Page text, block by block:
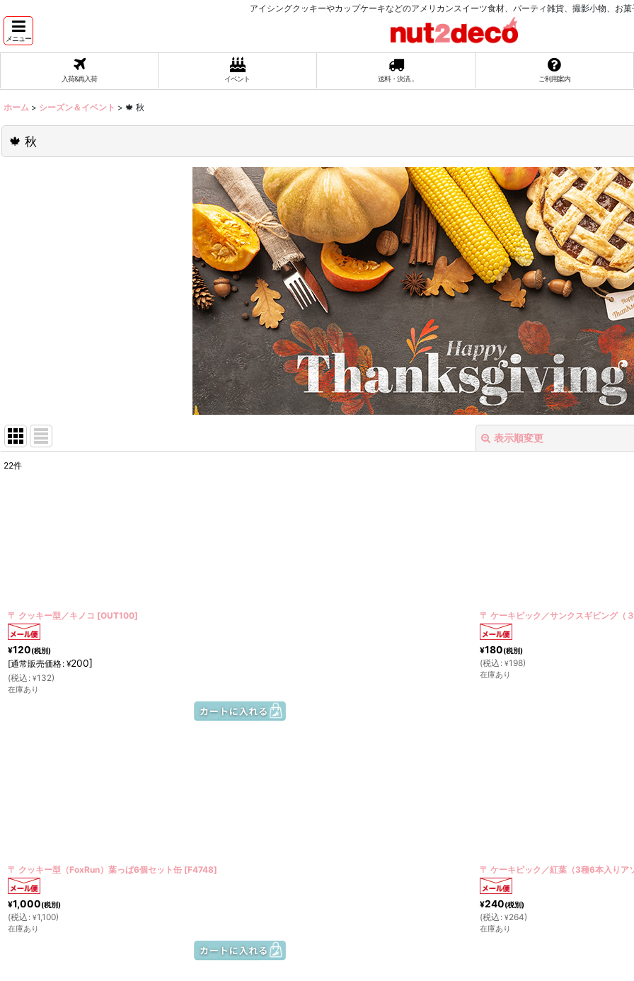
アイシングクッキーやカップケーキなどのアメリカンスイーツ食材、パーティ雑貨、撮影小物、お
メニュー
入荷&再入荷 イベント 送料・決済... ご利用案内
ホーム > シーズン＆イベント > 🍁 秋
🍁 秋
表示順変更
22件
〒 クッキー型／キノコ [OUT100]
¥120(税別)
[通常販売価格: ¥200]
(税込 : ¥132)
在庫あり
〒 ケーキピック／サンクスギビング（
¥180(税別)
(税込 : ¥198)
在庫あり
〒 クッキー型（FoxRun）葉っぱ6個セット缶 [F4748]
¥1,000(税別)
(税込 : ¥1,100)
在庫あり
〒 ケーキピック／紅葉（3種6本入りア
¥240(税別)
(税込 : ¥264)
在庫あり